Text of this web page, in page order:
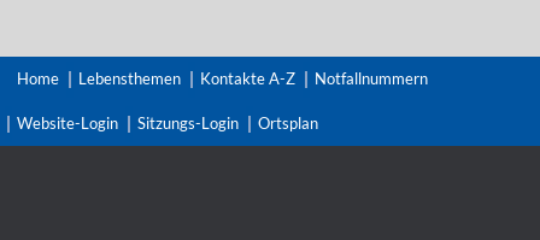
Home Lebensthemen Kontakte A-Z Notfallnummern
Website-Login Sitzungs-Login Ortsplan